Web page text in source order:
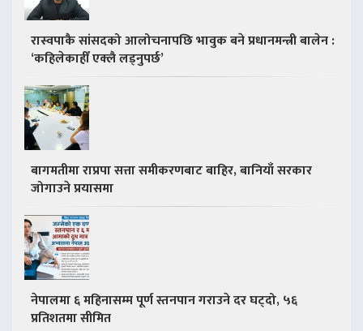
रास्वपाकै सांसदको आलोचनापछि भावुक बने प्रधानमन्त्री बालेन :
‘कहिलेकाहीँ एक्लै लड्नुपर्छ’
बागमतीमा राप्रपा सत्ता समीकरणबाट बाहिर, बानियाँ सरकार
जोगाउने प्रयासमा
नेपालमा ६ महिनासम्म पूर्ण स्तनपान गराउने दर घट्दो, ५६
प्रतिशतमा सीमित